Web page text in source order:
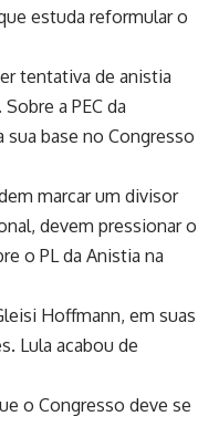
estuda reformular o
tentativa de anistia
a PEC da
sua base no Congresso
marcar um divisor
devem pressionar o
o PL da Anistia na
Hoffmann, em suas
Lula acabou de
o Congresso deve se